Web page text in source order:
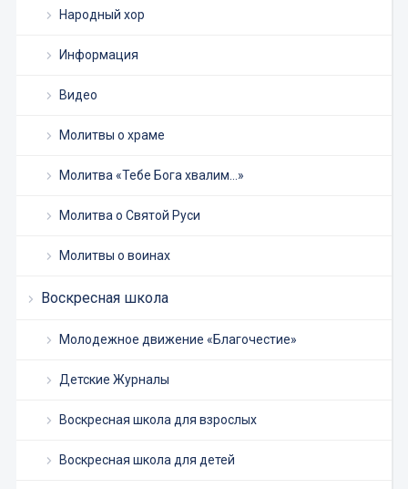
Народный хор
Информация
Видео
Молитвы о храме
Молитва «Тебе Бога хвалим…»
Молитва о Святой Руси
Молитвы о воинах
Воскресная школа
Молодежное движение «Благочестие»
Детские Журналы
Воскресная школа для взрослых
Воскресная школа для детей